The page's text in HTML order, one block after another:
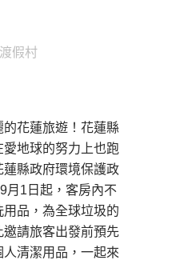
假村
的花蓮旅遊！花蓮縣
地球的努力上也跑
縣政府環境保護政
月1日起，客房內不
品，為全球垃圾的
請旅客出發前預先
清潔用品，一起來